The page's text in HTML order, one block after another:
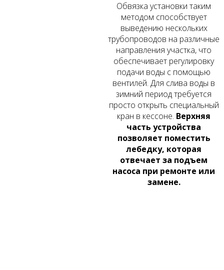
Обвязка установки таким
методом способствует
выведению нескольких
трубопроводов на различные
направления участка, что
обеспечивает регулировку
подачи воды с помощью
вентилей. Для слива воды в
зимний период требуется
просто открыть специальный
кран в кессоне. Верхняя
часть устройства
позволяет поместить
лебедку, которая
отвечает за подъем
насоса при ремонте или
замене.